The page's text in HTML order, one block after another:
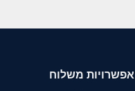
אפשרויות משלוח